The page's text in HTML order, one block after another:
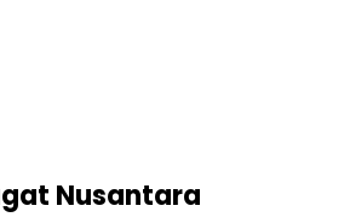
Nusantara